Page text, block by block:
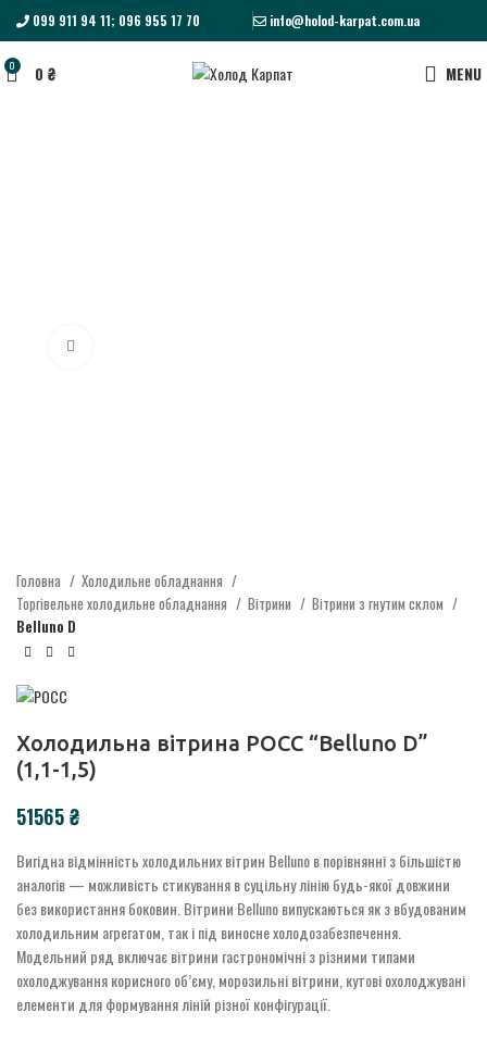
099 911 94 11; 096 955 17 70 info@holod-karpat.com.ua
0 0 ₴ MENU
Головна
Холодильне обладнання
Торгівельне холодильне обладнання
Вітрини
Вітрини з гнутим склом
Belluno D
Холодильна вітрина РОСС “Belluno D”
(1,1-1,5)
₴
Вигідна відмінність холодильних вітрин Bellunoв порівнянні з більшістю
аналогів — можливість стикування в суцільну лінію будь-якої довжини
без використання боковин. Вітрини Belluno випускаються як з вбудованим
холодильним агрегатом, так і під виносне холодозабезпечення
Модельний ряд включає вітрини гастрономічніз різними типами
охолоджування корисного об’єму, морозильні вітрини, кутові охолоджувані
елементи для формування ліній різної конфігурації.